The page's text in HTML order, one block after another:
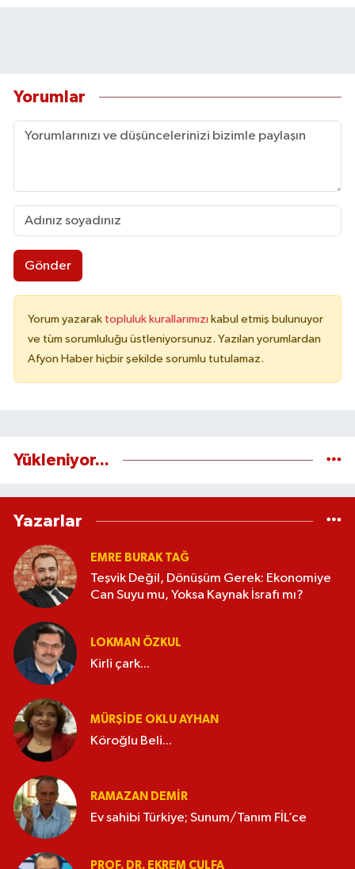
Yorumlar
Gönder
Yorum yazarak topluluk kurallarımızı kabul etmiş bulunuyor
ve tüm sorumluluğu üstleniyorsunuz. Yazılan yorumlardan
Afyon Haber hiçbir şekilde sorumlu tutulamaz.
Yükleniyor...
Yazarlar
EMRE BURAK TAĞ
Teşvik Değil, Dönüşüm Gerek: Ekonomiye
Can Suyu mu, Yoksa Kaynak İsrafı mı?
LOKMAN ÖZKUL
Kirli çark...
MÜRŞIDE OKLU AYHAN
Köroğlu Beli...
RAMAZAN DEMİR
Ev sahibi Türkiye; Sunum/Tanım FİL’ce
PROF. DR. EKREM ÇULFA